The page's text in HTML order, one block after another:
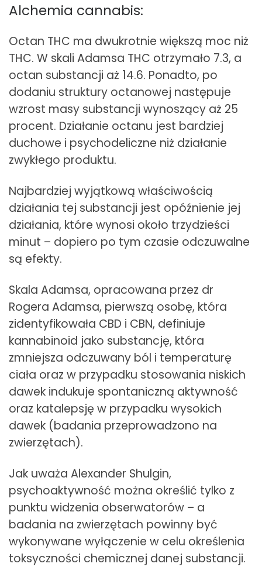
Alchemia cannabis:
Octan THC ma dwukrotnie większą moc niż
THC. W skali Adamsa THC otrzymało 7.3, a
octan substancji aż 14.6. Ponadto, po
dodaniu struktury octanowej następuje
wzrost masy substancji wynoszący aż 25
procent. Działanie octanu jest bardziej
duchowe i psychodeliczne niż działanie
zwykłego produktu.
Najbardziej wyjątkową właściwością
działania tej substancji jest opóźnienie jej
działania, które wynosi około trzydzieści
minut – dopiero po tym czasie odczuwalne
są efekty.
Skala Adamsa, opracowana przez dr
Rogera Adamsa, pierwszą osobę, która
zidentyfikowała CBD i CBN, definiuje
kannabinoid jako substancję, która
zmniejsza odczuwany ból i temperaturę
ciała oraz w przypadku stosowania niskich
dawek indukuje spontaniczną aktywność
oraz katalepsję w przypadku wysokich
dawek (badania przeprowadzono na
zwierzętach).
Jak uważa Alexander Shulgin,
psychoaktywność można określić tylko z
punktu widzenia obserwatorów – a
badania na zwierzętach powinny być
wykonywane wyłączenie w celu określenia
toksyczności chemicznej danej substancji.